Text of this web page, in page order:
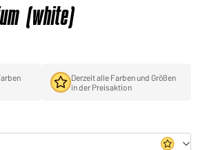
(white)
Derzeit alle Farben und Größen
in der Preisaktion